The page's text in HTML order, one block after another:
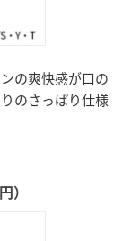
の爽快感が口の
のさっぱり仕様
）